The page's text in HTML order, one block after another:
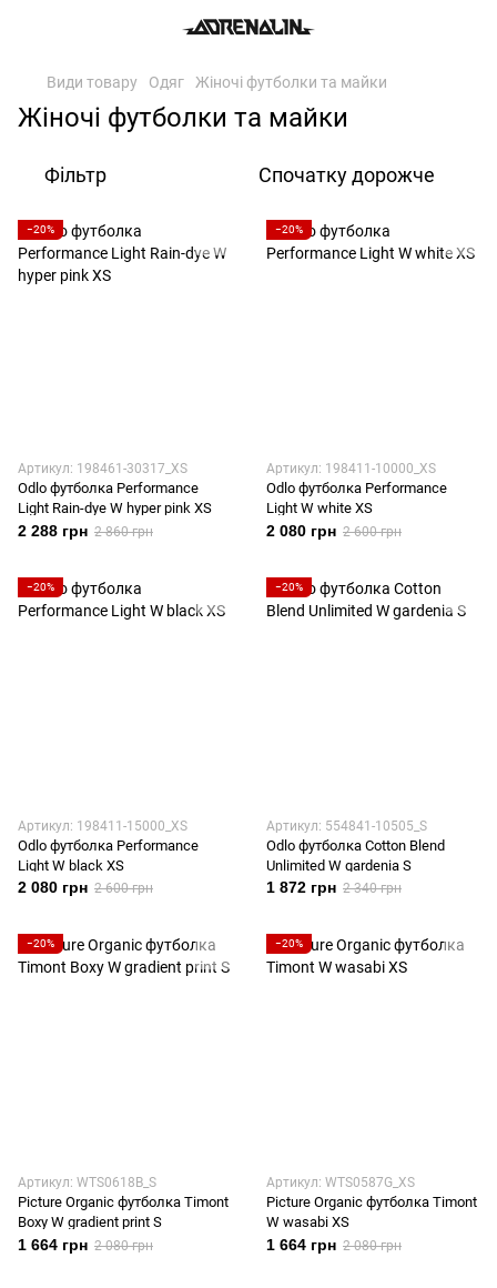
Види товару Одяг Жіночі футболки та майки
Жіночі футболки та майки
Фільтр Спочатку дорожче
−20%
Артикул: 198461-30317_XS
Odlo футболка Performance
Light Rain-dye W hyper pink XS
2 288 грн 2 860 грн
−20%
Артикул: 198411-10000_XS
Odlo футболка Performance
Light W white XS
2 080 грн 2 600 грн
−20%
Артикул: 198411-15000_XS
Odlo футболка Performance
Light W black XS
2 080 грн 2 600 грн
−20%
Артикул: 554841-10505_S
Odlo футболка Cotton Blend
Unlimited W gardenia S
1 872 грн 2 340 грн
−20%
Артикул: WTS0618B_S
Picture Organic футболка Timont
Boxy W gradient print S
1 664 грн 2 080 грн
−20%
Артикул: WTS0587G_XS
Picture Organic футболка Timont
W wasabi XS
1 664 грн 2 080 грн